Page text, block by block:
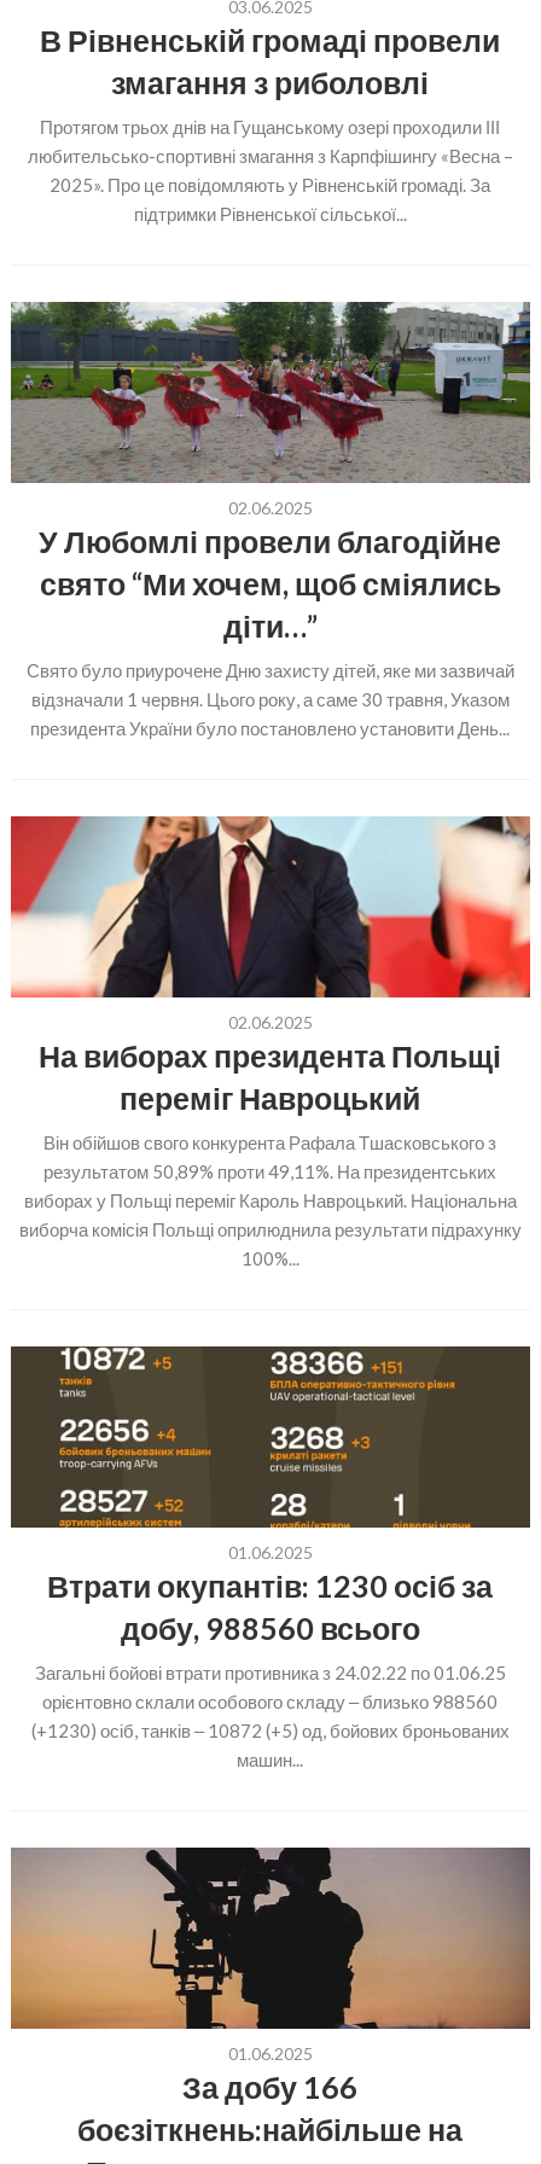
03.06.2025
В Рівненській громаді провели
змагання з риболовлі
Протягом трьох днів на Гущанському озері проходили ІІІ
любительсько-спортивні змагання з Карпфішингу «Весна –
2025». Про це повідомляють у Рівненській громаді. За
підтримки Рівненської сільської...
02.06.2025
У Любомлі провели благодійне
свято “Ми хочем, щоб сміялись
діти…”
Свято було приурочене Дню захисту дітей, яке ми зазвичай
відзначали 1 червня. Цього року, а саме 30 травня, Указом
президента України було постановлено установити День...
02.06.2025
На виборах президента Польщі
переміг Навроцький
Він обійшов свого конкурента Рафала Тшасковського з
результатом 50,89% проти 49,11%. На президентських
виборах у Польщі переміг Кароль Навроцький. Національна
виборча комісія Польщі оприлюднила результати підрахунку
100%...
01.06.2025
Втрати окупантів: 1230 осіб за
добу, 988560 всього
Загальні бойові втрати противника з 24.02.22 по 01.06.25
орієнтовно склали особового складу ‒ близько 988560
(+1230) осіб, танків ‒ 10872 (+5) од, бойових броньованих
машин...
01.06.2025
За добу 166
боєзіткнень:найбільше на